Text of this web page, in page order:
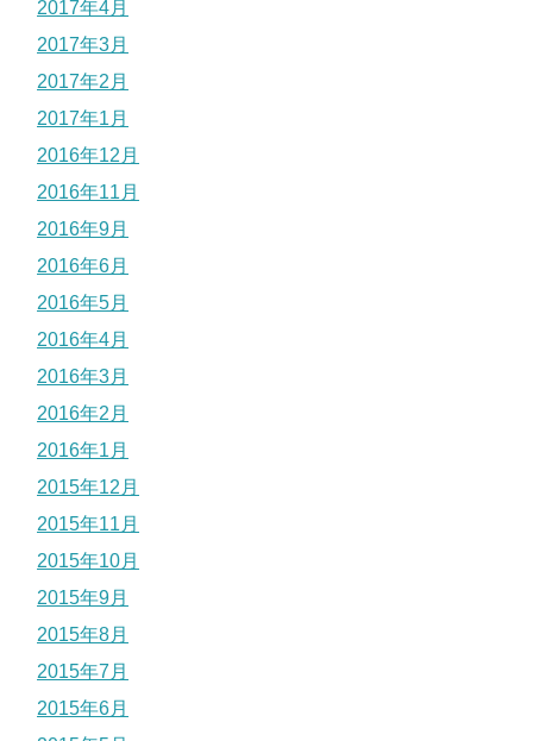
2017年4月
2017年3月
2017年2月
2017年1月
2016年12月
2016年11月
2016年9月
2016年6月
2016年5月
2016年4月
2016年3月
2016年2月
2016年1月
2015年12月
2015年11月
2015年10月
2015年9月
2015年8月
2015年7月
2015年6月